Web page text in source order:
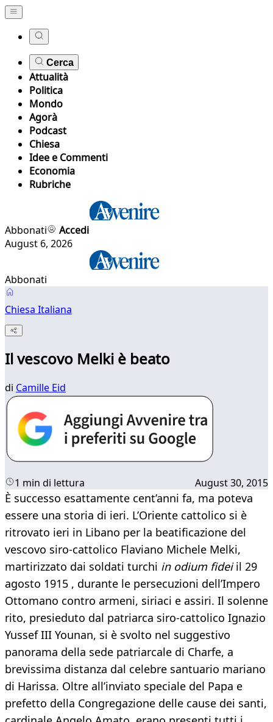
Cerca
Attualità
Politica
Mondo
Agorà
Podcast
Chiesa
Idee e Commenti
Economia
Rubriche
Abbonati
Accedi
August 6, 2026
Abbonati
Chiesa Italiana
Il vescovo Melki è beato
di Camille Eid
1 min di lettura August 30, 2015
È successo esattamente cent’anni fa, ma poteva
essere una storia di ieri. L’Oriente cattolico si è
ritrovato ieri in Libano per la beatificazione del
vescovo siro-cattolico Flaviano Michele Melki,
martirizzato dai soldati turchi in odium fideiil 29
agosto 1915 , durante le persecuzioni dell’Impero
Ottomano contro armeni, siriaci e assiri. Il solenne
rito, presieduto dal patriarca siro-cattolico Ignazio
Yussef III Younan, si è svolto nel suggestivo
panorama della sede patriarcale di Charfe, a
brevissima distanza dal celebre santuario mariano
di Harissa. Oltre all’inviato speciale del Papa e
prefetto della Congregazione delle cause dei santi,